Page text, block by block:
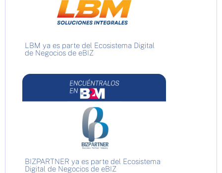
LBM ya es parte del Ecosistema Digital
de Negocios de eBIZ
BIZPARTNER ya es parte del Ecosistema
Digital de Negocios de eBIZ